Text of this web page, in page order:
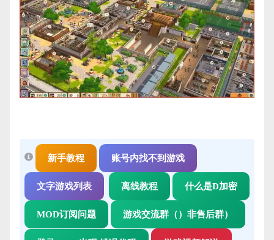
新手教程 账号内找不到游戏
文字游戏列表 离线教程 什么是D加密
MOD订阅问题 游戏交流群（）非售后群）